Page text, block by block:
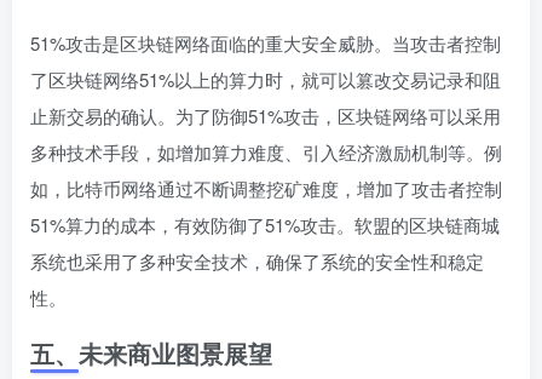
51%攻击是区块链网络面临的重大安全威胁。当攻击者控制
了区块链网络51%以上的算力时，就可以篡改交易记录和阻
止新交易的确认。为了防御51%攻击，区块链网络可以采用
多种技术手段，如增加算力难度、引入经济激励机制等。例
如，比特币网络通过不断调整挖矿难度，增加了攻击者控制
51%算力的成本，有效防御了51%攻击。软盟的区块链商城
系统也采用了多种安全技术，确保了系统的安全性和稳定
性。
五、 未来商业图景展望